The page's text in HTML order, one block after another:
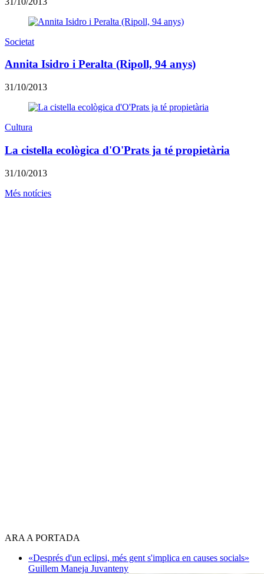
Societat
Annita Isidro i Peralta (Ripoll, 94 anys)
31/10/2013
Cultura
La cistella ecològica d'O'Prats ja té propietària
31/10/2013
Més notícies
ARA A PORTADA
«Després d'un eclipsi, més gent s'implica en causes socials»
Guillem Maneja Juvanteny